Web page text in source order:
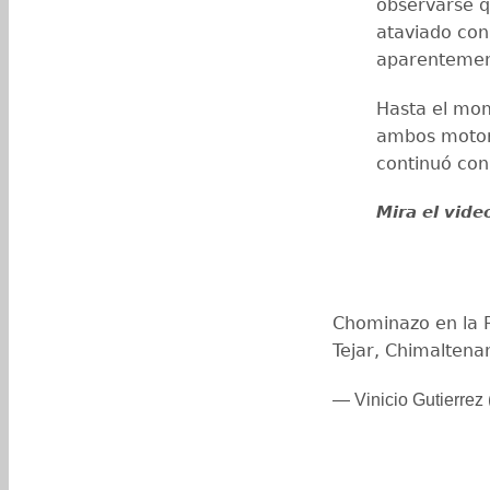
observarse
ataviado
Hasta el
ambos
continuó
Mira el
Chominazo en la
Tejar,
— Vinicio Gutierrez